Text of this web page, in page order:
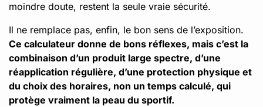
moindre doute, restent la seule vraie sécurité.
Il ne remplace pas, enfin, le bon sens de l’exposition.
Ce calculateur donne de bons réflexes, mais c’est la
combinaison d’un produit large spectre, d’une
réapplication régulière, d’une protection physique et
du choix des horaires, non un temps calculé, qui
protège vraiment la peau du sportif.